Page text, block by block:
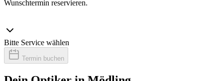
Wunschtermin reservieren.
Bitte Service wählen
Termin buchen